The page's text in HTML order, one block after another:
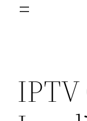
IPTV